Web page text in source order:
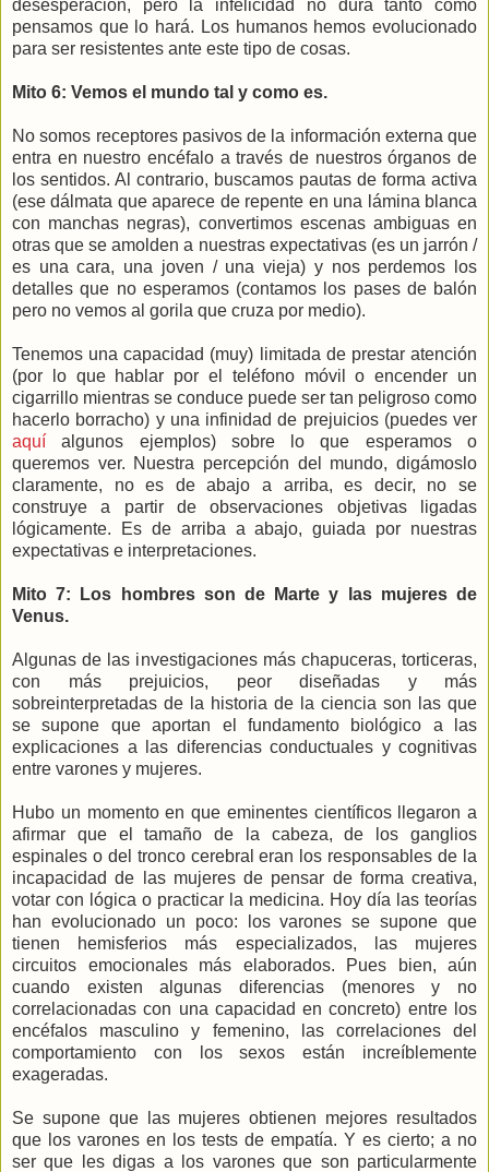
desesperación, pero la infelicidad no dura tanto como
pensamos que lo hará. Los humanos hemos evolucionado
para ser resistentes ante este tipo de cosas.
Mito 6: Vemos el mundo tal y como es.
No somos receptores pasivos de la información externa que
entra en nuestro encéfalo a través de nuestros órganos de
los sentidos. Al contrario, buscamos pautas de forma activa
(ese dálmata que aparece de repente en una lámina blanca
con manchas negras), convertimos escenas ambiguas en
otras que se amolden a nuestras expectativas (es un jarrón /
es una cara, una joven / una vieja) y nos perdemos los
detalles que no esperamos (contamos los pases de balón
pero no vemos al gorila que cruza por medio).
Tenemos una capacidad (muy) limitada de prestar atención
(por lo que hablar por el teléfono móvil o encender un
cigarrillo mientras se conduce puede ser tan peligroso como
hacerlo borracho) y una infinidad de prejuicios (puedes ver
aquí algunos ejemplos) sobre lo que esperamos o
queremos ver. Nuestra percepción del mundo, digámoslo
claramente, no es de abajo a arriba, es decir, no se
construye a partir de observaciones objetivas ligadas
lógicamente. Es de arriba a abajo, guiada por nuestras
expectativas e interpretaciones.
Mito 7: Los hombres son de Marte y las mujeres de
Venus.
Algunas de las investigaciones más chapuceras, torticeras,
con más prejuicios, peor diseñadas y más
sobreinterpretadas de la historia de la ciencia son las que
se supone que aportan el fundamento biológico a las
explicaciones a las diferencias conductuales y cognitivas
entre varones y mujeres.
Hubo un momento en que eminentes científicos llegaron a
afirmar que el tamaño de la cabeza, de los ganglios
espinales o del tronco cerebral eran los responsables de la
incapacidad de las mujeres de pensar de forma creativa,
votar con lógica o practicar la medicina. Hoy día las teorías
han evolucionado un poco: los varones se supone que
tienen hemisferios más especializados, las mujeres
circuitos emocionales más elaborados. Pues bien, aún
cuando existen algunas diferencias (menores y no
correlacionadas con una capacidad en concreto) entre los
encéfalos masculino y femenino, las correlaciones del
comportamiento con los sexos están increíblemente
exageradas.
Se supone que las mujeres obtienen mejores resultados
que los varones en los tests de empatía. Y es cierto; a no
ser que les digas a los varones que son particularmente